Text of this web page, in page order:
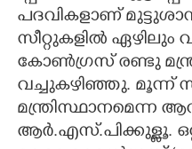
പദവികളാണ്
സീറ്റുകളിൽ ഏഴിലും
കോൺഗ്രസ് രണ്ടു
വച്ചുകഴിഞ്ഞു. മൂന്ന്
മന്ത്രിസ്ഥാനമെന്ന
ആർ.എസ്.പിക്കുള്ളൂ.